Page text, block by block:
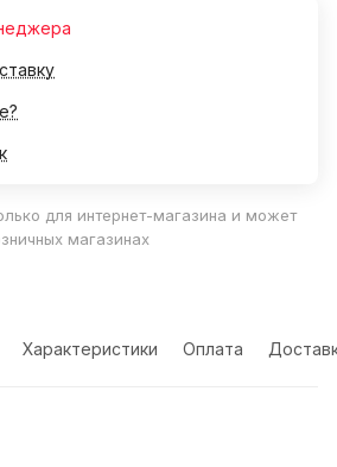
для интернет-магазина и может
магазинах
Характеристики Оплата